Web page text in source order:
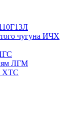
чугуна ИЧХ
ЛГМ
ХТС